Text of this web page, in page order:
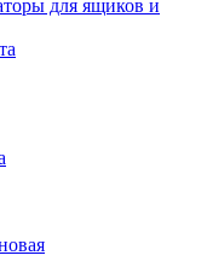
для ящиков и